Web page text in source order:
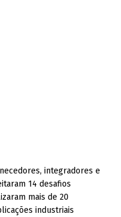
integradores e
14 desafios
mais de 20
industriais